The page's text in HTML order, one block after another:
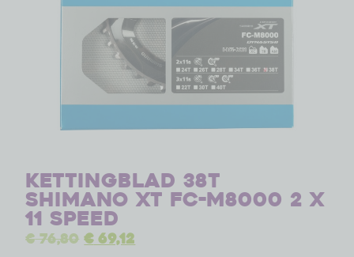
Kettingblad 38T
Shimano XT FC-M8000 2 x
11 speed
€76,80 €69,12